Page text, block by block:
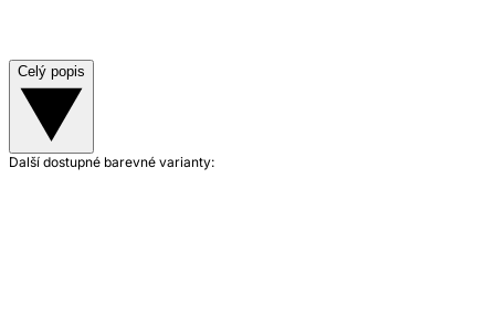
Celý popis
Další dostupné barevné varianty: